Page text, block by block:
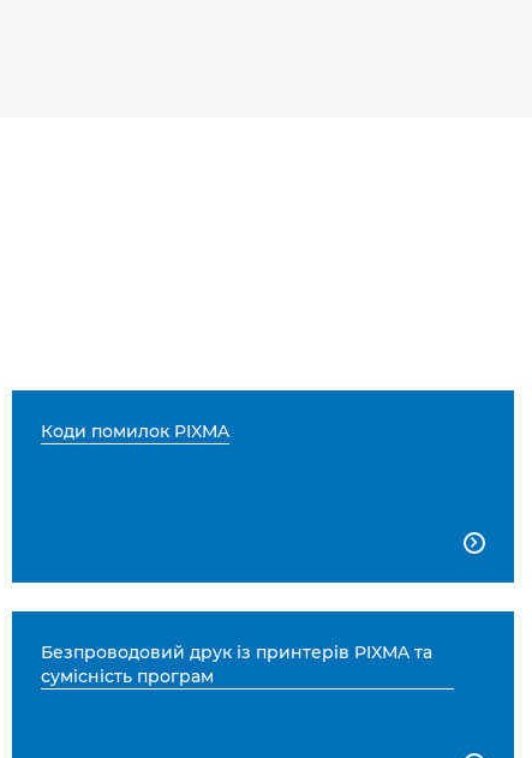
Коди помилок PIXMA

Безпроводовий друк із принтерів PIXMA та
сумісність програм